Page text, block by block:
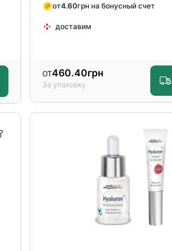
от4.60грн на бонусный счет
доставим
от460.40грн
За упаковку